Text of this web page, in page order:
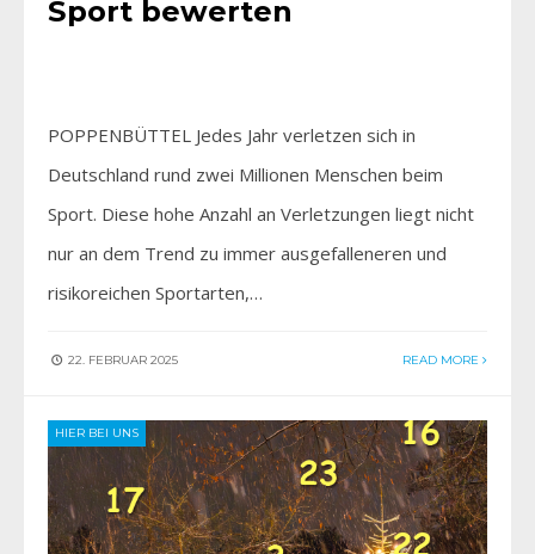
Sport bewerten
POPPENBÜTTEL Jedes Jahr verletzen sich in
Deutschland rund zwei Millionen Menschen beim
Sport. Diese hohe Anzahl an Verletzungen liegt nicht
nur an dem Trend zu immer ausgefalleneren und
risikoreichen Sportarten,…
22. FEBRUAR 2025 READ MORE
HIER BEI UNS